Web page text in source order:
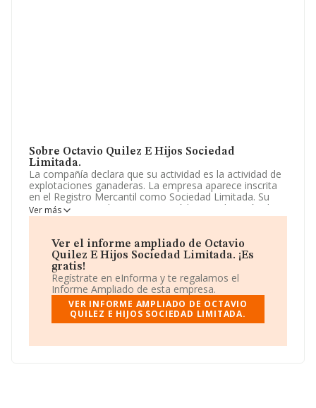
Sobre Octavio Quilez E Hijos Sociedad
Limitada.
La compañía declara que su actividad es la actividad de
explotaciones ganaderas. La empresa aparece inscrita
en el Registro Mercantil como Sociedad Limitada. Su
CNAE corresponde a 0146 con código 'Explotación de
ganado porcino'. La sociedad no tiene actividad en
En base a la Recomendación 2003/361/CE de la
Comisión, de 6 de mayo de 2003, sobre la definición de
microempresas, pequeñas y medianas empresas, la
compañía se puede calificar como microempresa. En
relación con el rendimiento en 2025, ha obtenido un
incremento del 23% en ventas. No ha habido variación
en cuanto al número de empleados con respecto al
de INFORMA, ha contado con un número de empleados
Ver más
Ver el informe ampliado de Octavio
Quilez E Hijos Sociedad Limitada. ¡Es
gratis!
Regístrate en eInforma y te regalamos el
Informe Ampliado de esta empresa.
VER INFORME AMPLIADO DE OCTAVIO
QUILEZ E HIJOS SOCIEDAD LIMITADA.